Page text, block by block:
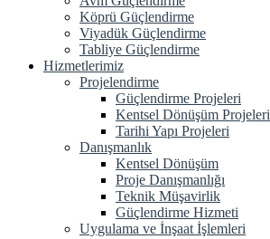
Köprü Güçlendirme
Viyadük Güçlendirme
Tabliye Güçlendirme
Hizmetlerimiz
Projelendirme
Güçlendirme Projeleri
Kentsel Dönüşüm Projeleri
Tarihi Yapı Projeleri
Danışmanlık
Kentsel Dönüşüm
Proje Danışmanlığı
Teknik Müşavirlik
Güçlendirme Hizmeti
Uygulama ve İnşaat İşlemleri